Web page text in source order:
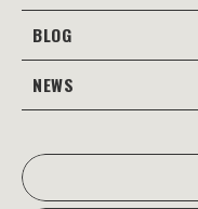
Webサイト制作
Web広告･SEO対策
Web
グラフィック
会社案内
当社の強み
理念・経営戦略
会社沿革
BLOG
JOTOブログ
NEWS